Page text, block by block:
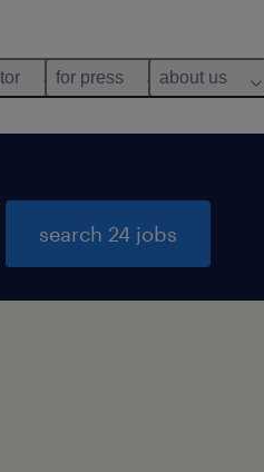
for press about us
search 24 jobs